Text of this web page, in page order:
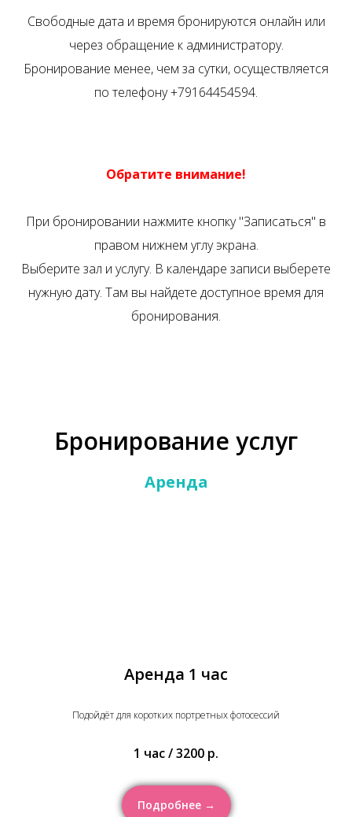
Свободные дата и время бронируются онлайн или
через обращение к администратору.
Бронирование менее, чем за сутки, осуществляется
по телефону +79164454594.
Обратите внимание!
При бронировании нажмите кнопку "Записаться" в
правом нижнем углу экрана.
Выберите зал и услугу. В календаре записи выберете
нужную дату. Там вы найдете доступное время для
бронирования.
Бронирование услуг
Аренда
Аренда 1 час
Подойдёт для коротких портретных фотосессий
1 час / 3200 р.
Подробнее →